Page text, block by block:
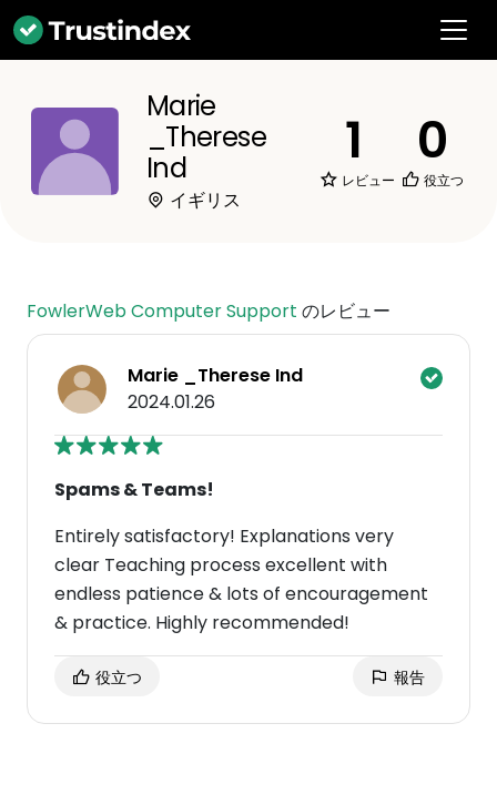
Marie
_Therese
Ind
イギリス
1
レビュー
0
役立つ
FowlerWeb Computer Support のレビュー
Marie _Therese Ind
2024.01.26
Spams & Teams!
Entirely satisfactory! Explanations very
clear Teaching process excellent with
endless patience & lots of encouragement
& practice. Highly recommended!
役立つ 報告